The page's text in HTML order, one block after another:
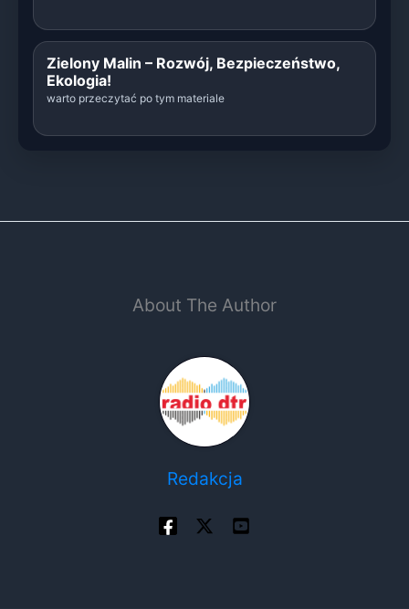
Zielony Malin – Rozwój, Bezpieczeństwo,
Ekologia!
warto przeczytać po tym materiale
About The Author
Redakcja